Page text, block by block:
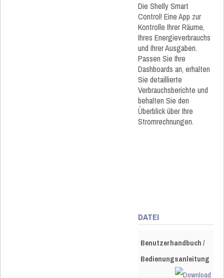
Die Shelly Smart
Control! Eine App zur
Kontrolle Ihrer Räume,
Ihres Energieverbrauchs
und Ihrer Ausgaben.
Passen Sie Ihre
Dashboards an, erhalten
Sie detaillierte
Verbrauchsberichte und
behalten Sie den
Überblick über Ihre
Stromrechnungen.
DATEI
Benutzerhandbuch /
Bedienungsanleitung